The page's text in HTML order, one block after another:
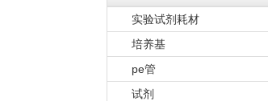
实验试剂耗材
培养基
pe管
试剂